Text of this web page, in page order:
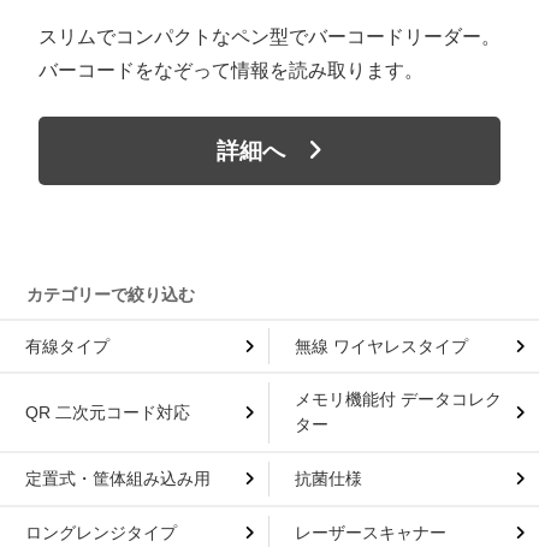
スリムでコンパクトなペン型でバーコードリーダー。
バーコードをなぞって情報を読み取ります。
詳細へ
有線タイプ 無線 ワイヤレスタイプ
QR 二次元コード対応
メモリ機能付 データコレク
ター
定置式・筐体組み込み用 抗菌仕様
ロングレンジタイプ レーザースキャナー